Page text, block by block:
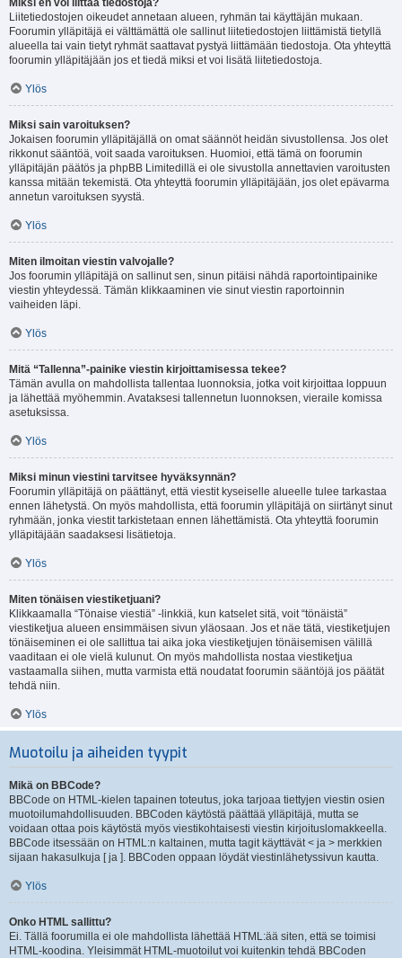
Miksi en voi liittää tiedostoja?
Liitetiedostojen oikeudet annetaan alueen, ryhmän tai käyttäjän mukaan.
Foorumin ylläpitäjä ei välttämättä ole sallinut liitetiedostojen liittämistä tietyllä
alueella tai vain tietyt ryhmät saattavat pystyä liittämään tiedostoja. Ota yhteyttä
foorumin ylläpitäjään jos et tiedä miksi et voi lisätä liitetiedostoja.
Ylös
Miksi sain varoituksen?
Jokaisen foorumin ylläpitäjällä on omat säännöt heidän sivustollensa. Jos olet
rikkonut sääntöä, voit saada varoituksen. Huomioi, että tämä on foorumin
ylläpitäjän päätös ja phpBB Limitedillä ei ole sivustolla annettavien varoitusten
kanssa mitään tekemistä. Ota yhteyttä foorumin ylläpitäjään, jos olet epävarma
annetun varoituksen syystä.
Ylös
Miten ilmoitan viestin valvojalle?
Jos foorumin ylläpitäjä on sallinut sen, sinun pitäisi nähdä raportointipainike
viestin yhteydessä. Tämän klikkaaminen vie sinut viestin raportoinnin
vaiheiden läpi.
Ylös
Mitä “Tallenna”-painike viestin kirjoittamisessa tekee?
Tämän avulla on mahdollista tallentaa luonnoksia, jotka voit kirjoittaa loppuun
ja lähettää myöhemmin. Avataksesi tallennetun luonnoksen, vieraile komissa
asetuksissa.
Ylös
Miksi minun viestini tarvitsee hyväksynnän?
Foorumin ylläpitäjä on päättänyt, että viestit kyseiselle alueelle tulee tarkastaa
ennen lähetystä. On myös mahdollista, että foorumin ylläpitäjä on siirtänyt sinut
ryhmään, jonka viestit tarkistetaan ennen lähettämistä. Ota yhteyttä foorumin
ylläpitäjään saadaksesi lisätietoja.
Ylös
Miten tönäisen viestiketjuani?
Klikkaamalla “Tönaise viestiä” -linkkiä, kun katselet sitä, voit “tönäistä”
viestiketjua alueen ensimmäisen sivun yläosaan. Jos et näe tätä, viestiketjujen
tönäiseminen ei ole sallittua tai aika joka viestiketjujen tönäisemisen välillä
vaaditaan ei ole vielä kulunut. On myös mahdollista nostaa viestiketjua
vastaamalla siihen, mutta varmista että noudatat foorumin sääntöjä jos päätät
tehdä niin.
Ylös
Muotoilu ja aiheiden tyypit
Mikä on BBCode?
BBCode on HTML-kielen tapainen toteutus, joka tarjoaa tiettyjen viestin osien
muotoilumahdollisuuden. BBCoden käytöstä päättää ylläpitäjä, mutta se
voidaan ottaa pois käytöstä myös viestikohtaisesti viestin kirjoituslomakkeella.
BBCode itsessään on HTML:n kaltainen, mutta tagit käyttävät < ja > merkkien
sijaan hakasulkuja [ ja ]. BBCoden oppaan löydät viestinlähetyssivun kautta.
Ylös
Onko HTML sallittu?
Ei. Tällä foorumilla ei ole mahdollista lähettää HTML:ää siten, että se toimisi
HTML-koodina. Yleisimmät HTML-muotoilut voi kuitenkin tehdä BBCoden